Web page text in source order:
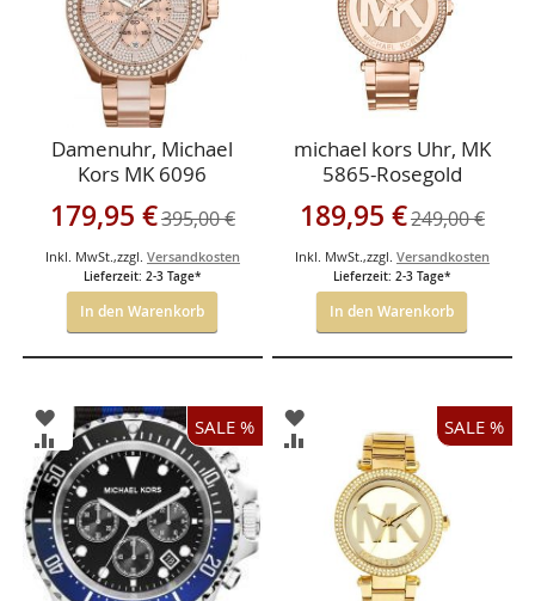
Damenuhr, Michael
Kors MK 6096
Sonderangebot
179,95 €395,00 €
Inkl. MwSt. ,zzgl. Versandkosten
Lieferzeit: 2-3 Tage*
In den Warenkorb
michael kors Uhr, MK
5865-Rosegold
Sonderangebot
189,95 €249,00 €
Inkl. MwSt. ,zzgl. Versandkosten
Lieferzeit: 2-3 Tage*
In den Warenkorb
SALE %
ZUR
WUNSCHLISTE
HINZUFÜGEN
ZUR
VERGLEICHSLISTE
HINZUFÜGEN
SALE %
ZUR
WUNSCHLISTE
HINZUFÜGEN
ZUR
VERGLEICHSLISTE
HINZUFÜGEN